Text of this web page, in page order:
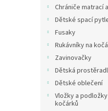
Chrániče matrací
Dětské spací
Fusaky
Rukávníky na
Zavinovačky
Dětská
Dětské oblečení
Vložky a
kočárků